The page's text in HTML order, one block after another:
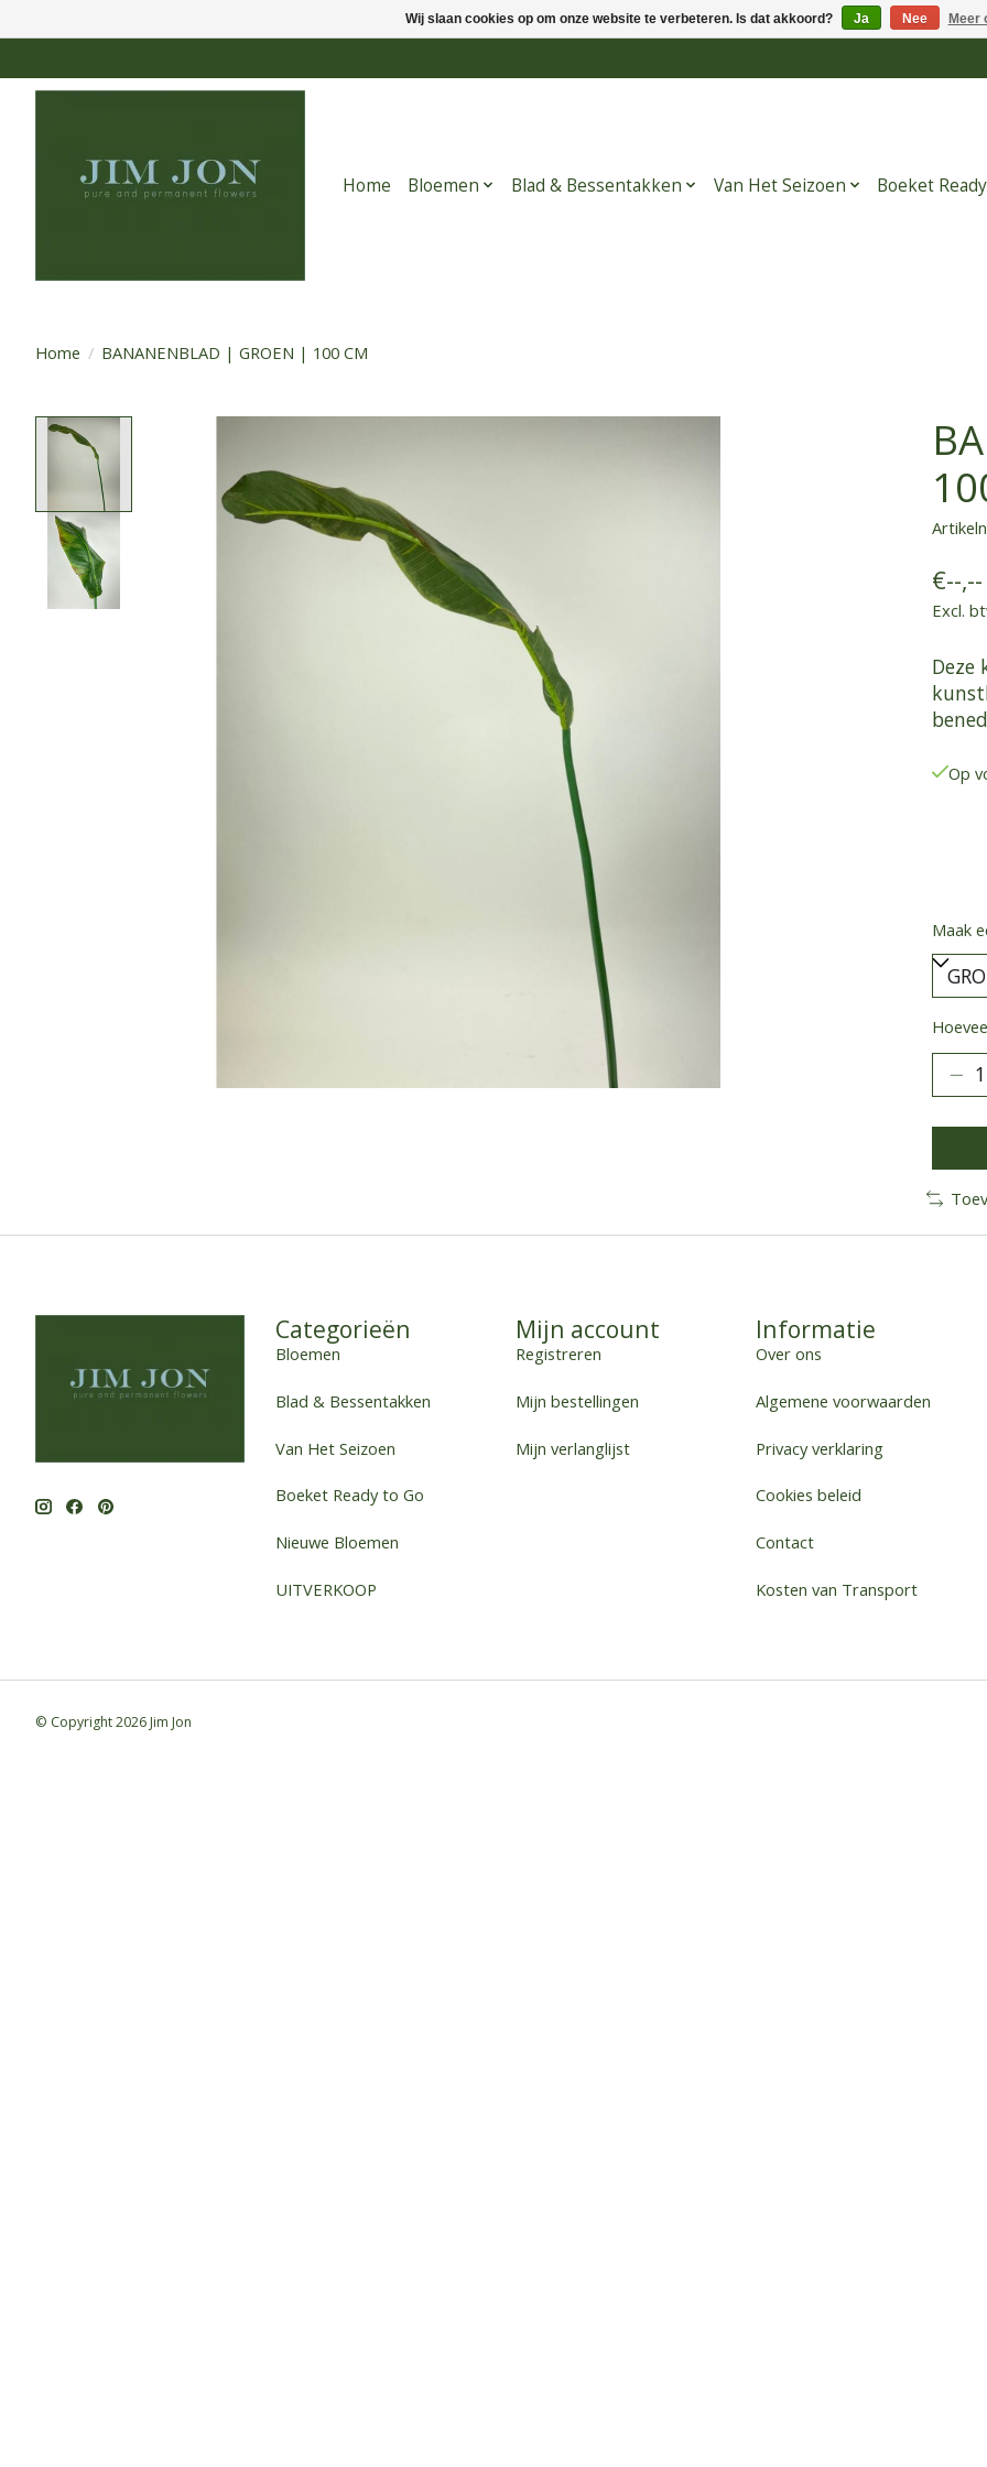
Home Bloemen Blad & Bessentakken Van Het Seizoen Boeket
Home / BANANENBLAD | GROEN | 100 CM
€--,--
Excl.
Deze
Op
Maak
Categorieën
Bloemen
Blad & Bessentakken
Van Het Seizoen
Boeket Ready to Go
Nieuwe Bloemen
UITVERKOOP
Mijn account
Registreren
Mijn bestellingen
Mijn verlanglijst
Informatie
Over ons
Algemene voorwaarden
Privacy verklaring
Cookies beleid
Contact
Kosten van Transport
© Copyright 2026 Jim Jon
Wij slaan cookies op om onze website te verbeteren. Is dat akkoord? Ja Nee Meer